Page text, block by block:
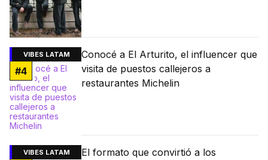
VIBES LATAM
#4
Conocé a El Arturito, el influencer que
visita de puestos callejeros a
restaurantes Michelin
VIBES LATAM
El formato que convirtió a los